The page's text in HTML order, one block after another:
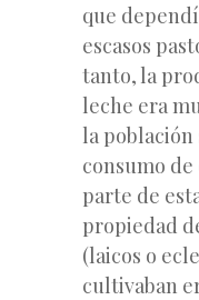
que
escasos
tanto, la
leche era
la población
consumo
parte de
propiedad
(laicos o
cultivaban